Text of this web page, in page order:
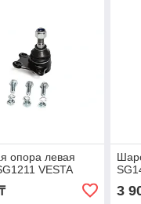
опора левая
VESTA
3